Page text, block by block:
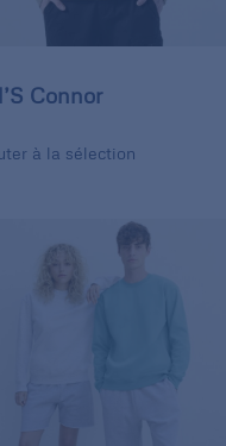
Connor
à la sélection